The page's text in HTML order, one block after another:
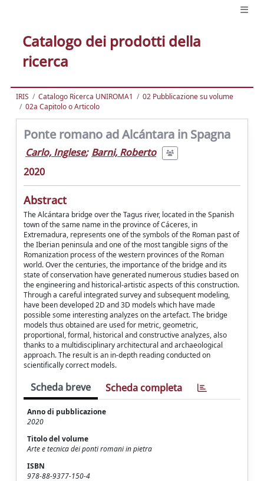
Catalogo dei prodotti della
ricerca
IRIS Catalogo Ricerca UNIROMA1
02 Pubblicazione su volume
02a Capitolo o Articolo
Ponte romano ad Alcántara in Spagna
Carlo, Inglese; Barni, Roberto
2020
Abstract
The Alcántara bridge over the Tagus river, located in the Spanish
town of the same name in the province of Cáceres, in
Extremadura, represents one of the symbols of the Roman past of
the Iberian peninsula and one of the most tangible signs of the
Romanization process of the western provinces of the Roman
world. Over the centuries, the importance of the bridge and its
state of conservation have generated numerous studies based on
the engineering and historical-artistic aspects of this construction.
Through a careful integrated survey and subsequent modeling,
have been developed 2D and 3D models which have made
possible some interesting analyzes on the artefact. The bridge
models thus obtained are used for metric, geometric,
proportional, formal, historical and constructive analyzes, also
thanks to a multidisciplinary architectural and archaeological
approach. The result is an in-depth reading conducted on
scientifically correct models.
Scheda breve Scheda completa
Anno di pubblicazione
2020
Titolo del volume
Arte e tecnica dei ponti romani in pietra
ISBN
978-88-9377-150-4